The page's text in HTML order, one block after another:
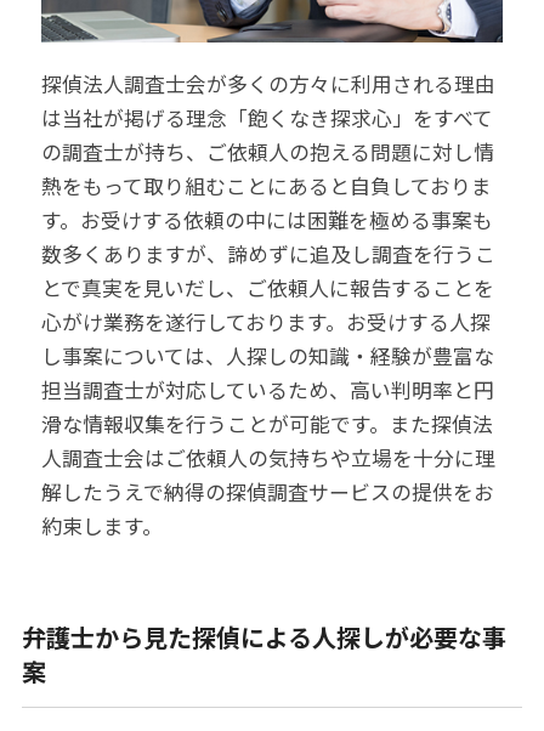
探偵法人調査士会が多くの方々に利用される理由
は当社が掲げる理念「飽くなき探求心」をすべて
の調査士が持ち、ご依頼人の抱える問題に対し情
熱をもって取り組むことにあると自負しておりま
す。お受けする依頼の中には困難を極める事案も
数多くありますが、諦めずに追及し調査を行うこ
とで真実を見いだし、ご依頼人に報告することを
心がけ業務を遂行しております。お受けする人探
し事案については、人探しの知識・経験が豊富な
担当調査士が対応しているため、高い判明率と円
滑な情報収集を行うことが可能です。また探偵法
人調査士会はご依頼人の気持ちや立場を十分に理
解したうえで納得の探偵調査サービスの提供をお
約束します。
弁護士から見た探偵による人探しが必要な事
案